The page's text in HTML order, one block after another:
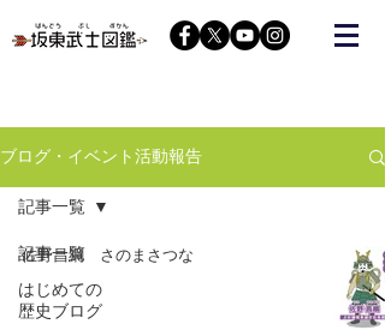
ブログ・イベント活動報告
記事一覧
はじめての
歴史ブログ
記事一覧
佐野昌綱 さのまさつな